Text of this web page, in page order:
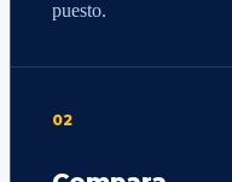
puesto.
02